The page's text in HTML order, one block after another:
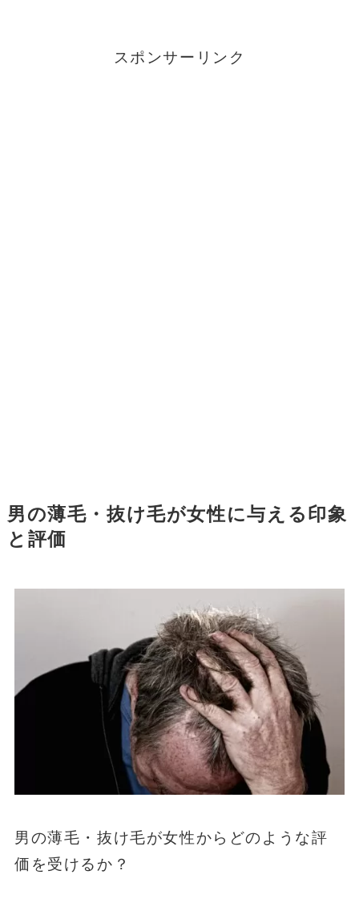
スポンサーリンク
男の薄毛・抜け毛が女性に与える印象
と評価
男の薄毛・抜け毛が女性からどのような評
価を受けるか？